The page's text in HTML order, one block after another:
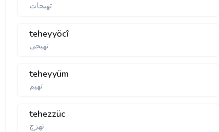
تهيجات
teheyyöcî
تهيجی
teheyyüm
تهيم
tehezzüc
تهزج